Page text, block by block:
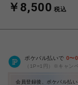
￥8,500 税込
ポケパル払いで 0〜0
（1P=1円）※キャン
会員登録後、ポケパル払